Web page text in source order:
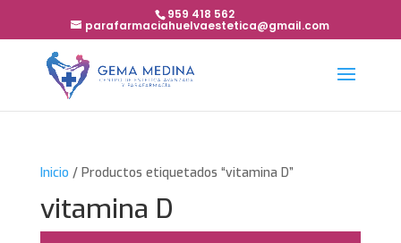
959 418 562
parafarmaciahuelvaestetica@gmail.com
Inicio / Productos etiquetados “vitamina D”
vitamina D